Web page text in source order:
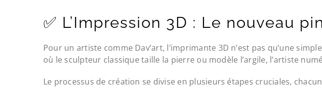
✅ L’Impression 3D : Le nouveau
Pour un artiste comme Dav’art, l’imprimante 3D n’est pas qu’une
où le sculpteur classique taille la pierre ou modèle l’argile, l’artiste
Le processus de création se divise en plusieurs étapes cruciales,